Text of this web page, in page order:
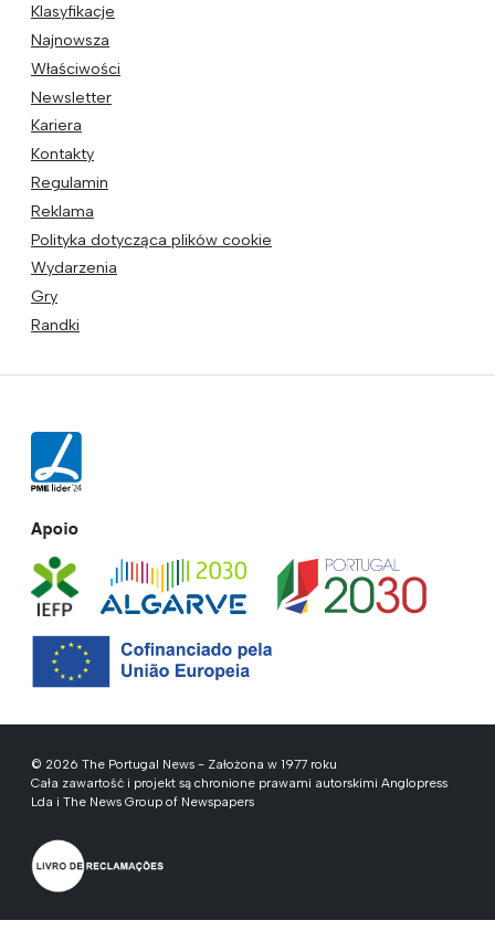
Klasyfikacje
Najnowsza
Właściwości
Newsletter
Kariera
Kontakty
Regulamin
Reklama
Polityka dotycząca plików cookie
Wydarzenia
Gry
Randki
Apoio
© 2026 The Portugal News - Założona w 1977 roku
Cała zawartość i projekt są chronione prawami autorskimi Anglopress
Lda i The News Group of Newspapers